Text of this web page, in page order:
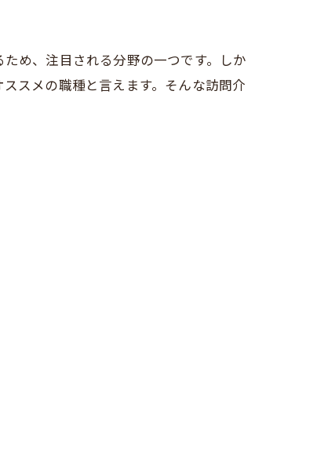
め、注目される分野の一つです。しか
スメの職種と言えます。そんな訪問介